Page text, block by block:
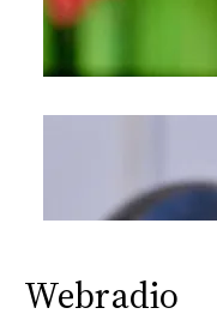
Webradio